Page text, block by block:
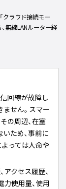
クラウド接続モー
無線LANルーター経
回線が故障し
せん。スマー
の周辺、在室
ため、事前に
っては人命や
クセス履歴、
力使用量、使用